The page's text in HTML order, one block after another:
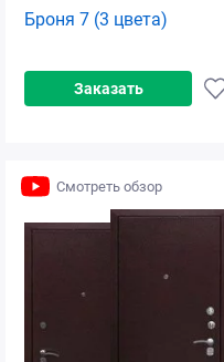
Броня 7 (3 цвета)
Заказать
Смотреть обзор